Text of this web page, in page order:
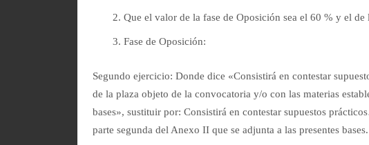
Que el valor de la fase de Oposición sea el 60 % y el de
Fase de Oposición:
Segundo ejercicio: Donde dice «Consistirá en contestar
de la plaza objeto de la convocatoria y/o con las materias
bases», sustituir por: Consistirá en contestarsupuestos
parte segunda del Anexo II que se adjunta a las presentes bases.